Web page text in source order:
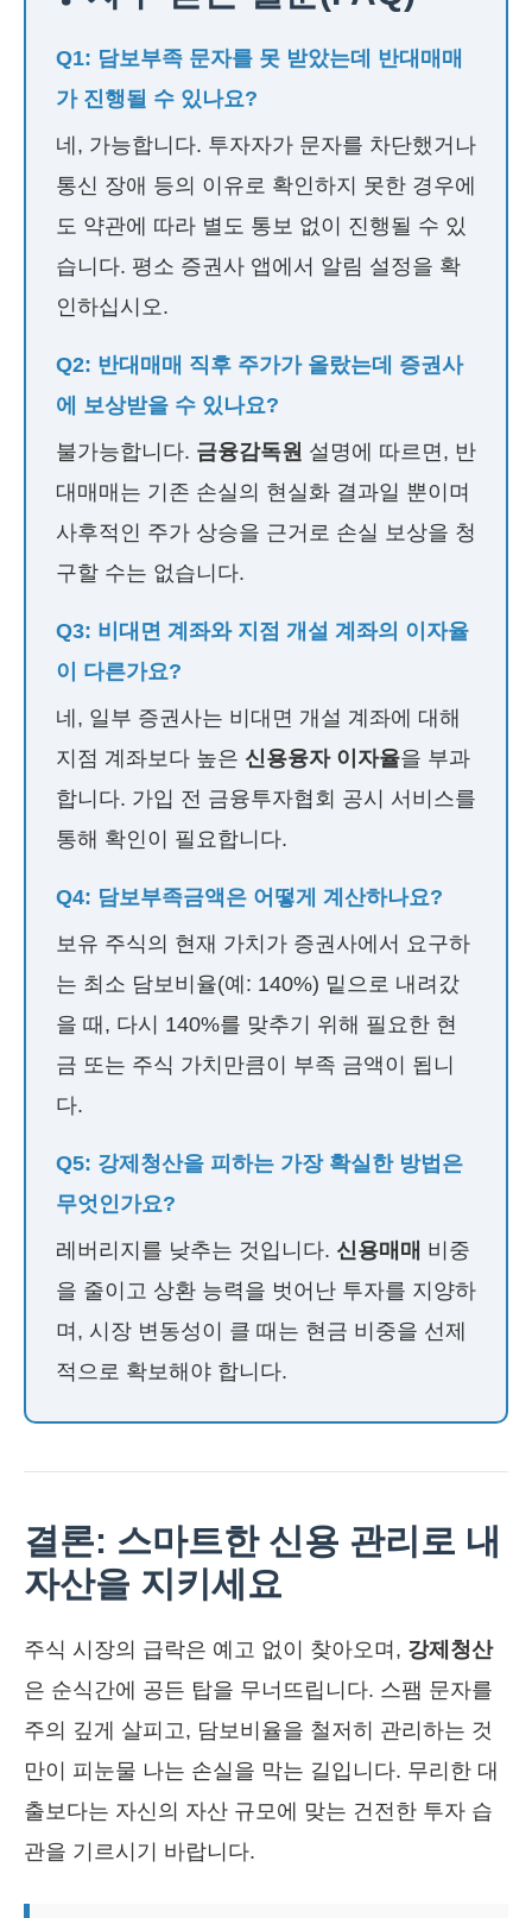
Q1: 담보부족 문자를 못 받았는데 반대매매
가 진행될 수 있나요?
네, 가능합니다. 투자자가 문자를 차단했거나
통신 장애 등의 이유로 확인하지 못한 경우에
도 약관에 따라 별도 통보 없이 진행될 수 있
습니다. 평소 증권사 앱에서 알림 설정을 확
인하십시오.
Q2: 반대매매 직후 주가가 올랐는데 증권사
에 보상받을 수 있나요?
불가능합니다. 금융감독원 설명에 따르면, 반
대매매는 기존 손실의 현실화 결과일 뿐이며
사후적인 주가 상승을 근거로 손실 보상을 청
구할 수는 없습니다.
Q3: 비대면 계좌와 지점 개설 계좌의 이자율
이 다른가요?
네, 일부 증권사는 비대면 개설 계좌에 대해
지점 계좌보다 높은 신용융자 이자율을 부과
합니다. 가입 전 금융투자협회 공시 서비스를
통해 확인이 필요합니다.
Q4: 담보부족금액은 어떻게 계산하나요?
보유 주식의 현재 가치가 증권사에서 요구하
는 최소 담보비율(예: 140%) 밑으로 내려갔
을 때, 다시 140%를 맞추기 위해 필요한 현
금 또는 주식 가치만큼이 부족 금액이 됩니
다.
Q5: 강제청산을 피하는 가장 확실한 방법은
무엇인가요?
레버리지를 낮추는 것입니다. 신용매매 비중
을 줄이고 상환 능력을 벗어난 투자를 지양하
며, 시장 변동성이 클 때는 현금 비중을 선제
적으로 확보해야 합니다.
결론: 스마트한 신용 관리로 내
자산을 지키세요
주식 시장의 급락은 예고 없이 찾아오며, 강제청산
은 순식간에 공든 탑을 무너뜨립니다. 스팸 문자를
주의 깊게 살피고, 담보비율을 철저히 관리하는 것
만이 피눈물 나는 손실을 막는 길입니다. 무리한 대
출보다는 자신의 자산 규모에 맞는 건전한 투자 습
관을 기르시기 바랍니다.